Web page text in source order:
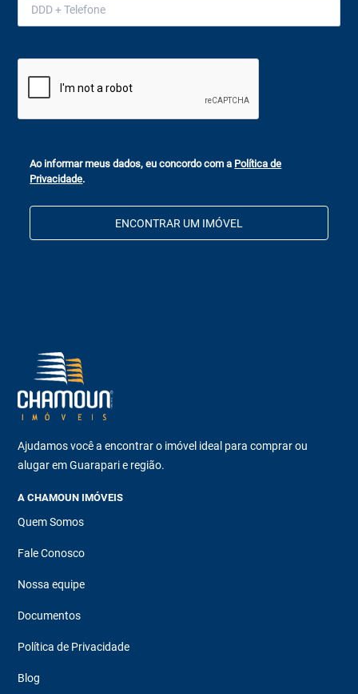
Ao informar meus dados, eu concordo com a Política de
Privacidade.
ENCONTRAR UM IMÓVEL
Ajudamos você a encontrar o imóvel ideal para comprar ou
alugar em Guarapari e região.
A CHAMOUN IMÓVEIS
Quem Somos
Fale Conosco
Nossa equipe
Documentos
Política de Privacidade
Blog